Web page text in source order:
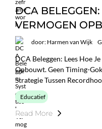
DCA
VERMOGEN
door: Harmen van Wijk
DCA Beleggen: Lees Hoe
Opbouwt. Geen Timing-
Strategie Tussen
Educatief
Read More